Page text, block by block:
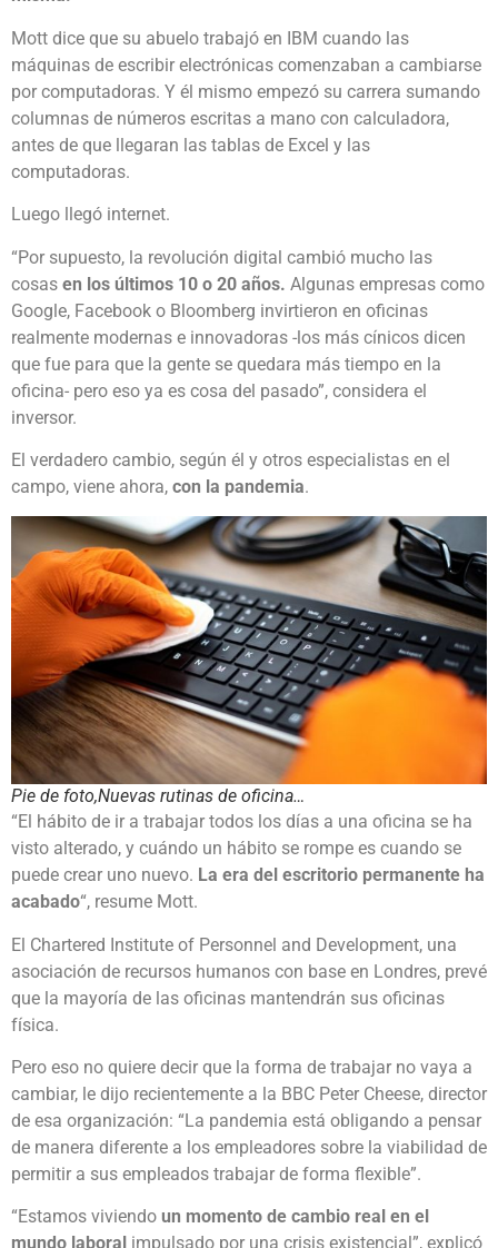
Mott dice que su abuelo trabajó en IBM cuando las
máquinas de escribir electrónicas comenzaban a cambiarse
por computadoras. Y él mismo empezó su carrera sumando
columnas de números escritas a mano con calculadora,
antes de que llegaran las tablas de Excel y las
computadoras.
Luego llegó internet.
“Por supuesto, la revolución digital cambió mucho las
cosas en los últimos 10 o 20 años. Algunas empresas como
Google, Facebook o Bloomberg invirtieron en oficinas
realmente modernas e innovadoras -los más cínicos dicen
que fue para que la gente se quedara más tiempo en la
oficina- pero eso ya es cosa del pasado”, considera el
inversor.
El verdadero cambio, según él y otros especialistas en el
campo, viene ahora, con la pandemia.
Pie de foto,Nuevas rutinas de oficina…
“El hábito de ir a trabajar todos los días a una oficina se ha
visto alterado, y cuándo un hábito se rompe es cuando se
puede crear uno nuevo. La era del escritorio permanente ha
acabado“, resume Mott.
El Chartered Institute of Personnel and Development, una
asociación de recursos humanos con base en Londres, prevé
que la mayoría de las oficinas mantendrán sus oficinas
física.
Pero eso no quiere decir que la forma de trabajar no vaya a
cambiar, le dijo recientemente a la BBC Peter Cheese, director
de esa organización: “La pandemia está obligando a pensar
de manera diferente a los empleadores sobre la viabilidad de
permitir a sus empleados trabajar de forma flexible”.
“Estamos viviendo un momento de cambio real en el
mundo laboral impulsado por una crisis existencial”, explicó